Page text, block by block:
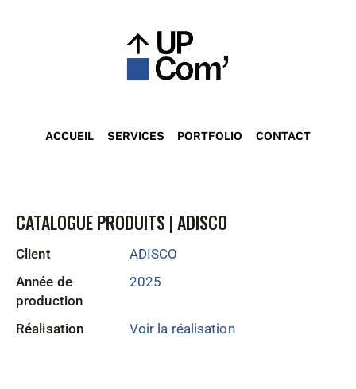
ACCUEIL SERVICES PORTFOLIO CONTACT
CATALOGUE PRODUITS | ADISCO
Client
ADISCO
Année de
production
2025
Réalisation Voir la réalisation